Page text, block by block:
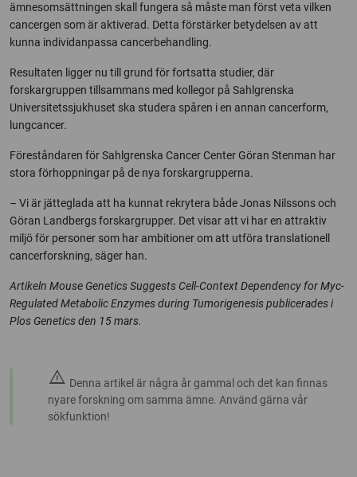
ämnesomsättningen skall fungera så måste man först veta vilken
cancergen som är aktiverad. Detta förstärker betydelsen av att
kunna individanpassa cancerbehandling.
Resultaten ligger nu till grund för fortsatta studier, där
forskargruppen tillsammans med kollegor på Sahlgrenska
Universitetssjukhuset ska studera spåren i en annan cancerform,
lungcancer.
Föreståndaren för Sahlgrenska Cancer Center Göran Stenman har
stora förhoppningar på de nya forskargrupperna.
– Vi är jätteglada att ha kunnat rekrytera både Jonas Nilssons och
Göran Landbergs forskargrupper. Det visar att vi har en attraktiv
miljö för personer som har ambitioner om att utföra translationell
cancerforskning, säger han.
Artikeln Mouse Genetics Suggests Cell-Context Dependency for Myc-
Regulated Metabolic Enzymes during Tumorigenesis publicerades i
Plos Genetics den 15 mars.
warning Denna artikel är några år gammal och det kan finnas
nyare forskning om samma ämne. Använd gärna vår
sökfunktion!